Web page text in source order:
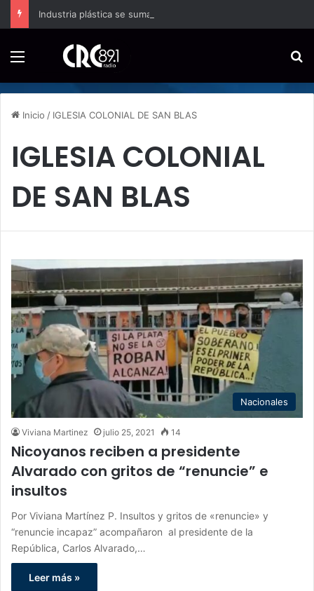
Industria plástica se suma a la economía circular
Inicio / IGLESIA COLONIAL DE SAN BLAS
IGLESIA COLONIAL
DE SAN BLAS
Nacionales
Viviana Martinez julio 25, 2021 14
Nicoyanos reciben a presidente
Alvarado con gritos de “renuncie” e
insultos
Por Viviana Martínez P. Insultos y gritos de «renuncie» y
“renuncie incapaz” acompañaron al presidente de la
República, Carlos Alvarado,…
Leer más »